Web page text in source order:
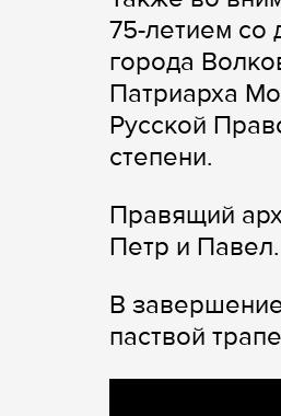
75-летием со
города
Патриарха
Русской
степени.
Правящий
Петр и Павел.
В
паствой